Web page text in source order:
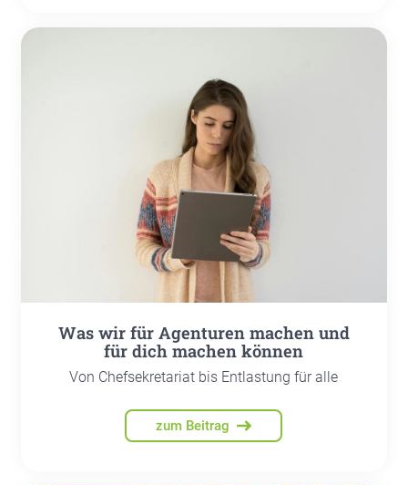
Was wir für Agen­tu­ren machen und
für dich machen kön­nen
Von Chefsekretariat bis Entlastung für alle
zum Beitrag